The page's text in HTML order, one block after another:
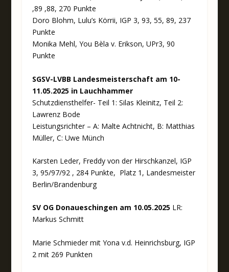
,89 ,88, 270 Punkte
Doro Blohm, Lulu’s Körrii, IGP 3, 93, 55, 89, 237
Punkte
Monika Mehl, You Bèla v. Erikson, UPr3, 90
Punkte
SGSV-LVBB Landesmeisterschaft am 10-
11.05.2025 in Lauchhammer
Schutzdiensthelfer- Teil 1: Silas Kleinitz, Teil 2:
Lawrenz Bode
Leistungsrichter – A: Malte Achtnicht, B: Matthias
Müller, C: Uwe Münch
Karsten Leder, Freddy von der Hirschkanzel, IGP
3, 95/97/92 , 284 Punkte, Platz 1, Landesmeister
Berlin/Brandenburg
SV OG Donaueschingen am 10.05.2025 LR:
Markus Schmitt
Marie Schmieder mit Yona v.d. Heinrichsburg, IGP
2 mit 269 Punkten